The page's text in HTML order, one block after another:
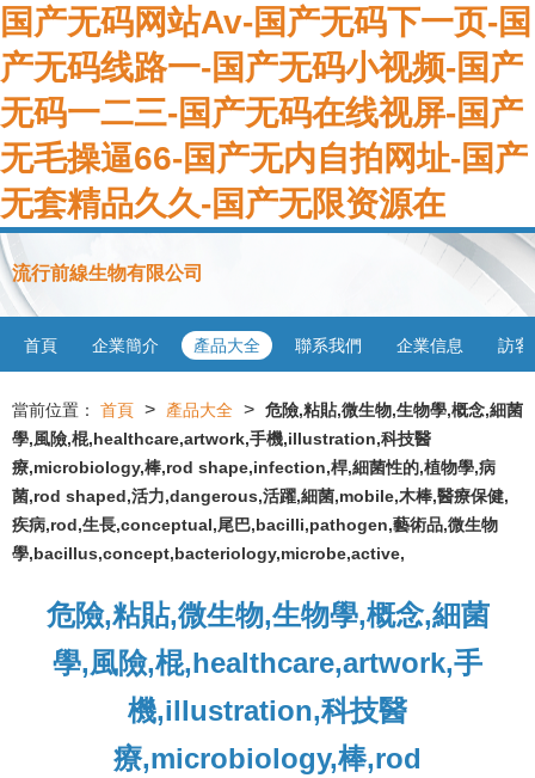
国产无码网站Av-国产无码下一页-国
产无码线路一-国产无码小视频-国产
无码一二三-国产无码在线视屏-国产
无毛操逼66-国产无内自拍网址-国产
无套精品久久-国产无限资源在
流行前線生物有限公司
首頁 企業簡介 產品大全 聯系我們 企業信息 訪客
當前位置： 首頁 > 產品大全 > 危險,粘貼,微生物,生物學,概念,細菌
學,風險,棍,healthcare,artwork,手機,illustration,科技醫
療,microbiology,棒,rod shape,infection,桿,細菌性的,植物學,病
菌,rod shaped,活力,dangerous,活躍,細菌,mobile,木棒,醫療保健,
疾病,rod,生長,conceptual,尾巴,bacilli,pathogen,藝術品,微生物
學,bacillus,concept,bacteriology,microbe,active,
危險,粘貼,微生物,生物學,概念,細菌
學,風險,棍,healthcare,artwork,手
機,illustration,科技醫
療,microbiology,棒,rod